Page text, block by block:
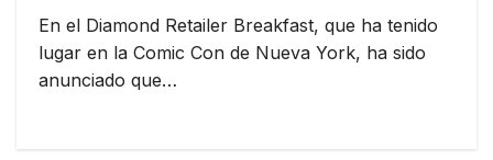
En el Diamond Retailer Breakfast, que ha tenido
lugar en la Comic Con de Nueva York, ha sido
anunciado que…